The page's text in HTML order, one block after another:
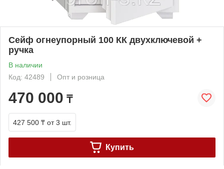
Сейф огнеупорный 100 КК двухключевой +
ручка
В наличии
Код: 42489
Опт и розница
470 000 ₸
427 500 ₸ от 3 шт.
Купить